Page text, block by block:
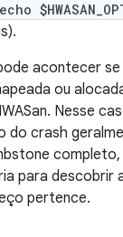
acontecer se
ou
Nesse
do crash
completo,
para descobrir
pertence.